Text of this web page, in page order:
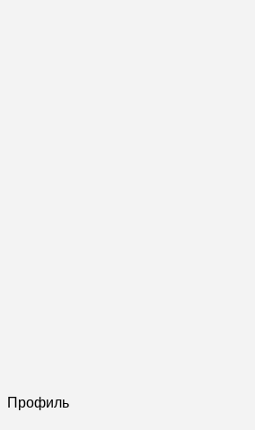
Профиль